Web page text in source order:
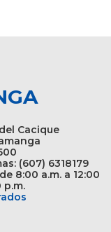
Cacique
(607) 6318179
8:00 a.m. a 12:00
p.m.